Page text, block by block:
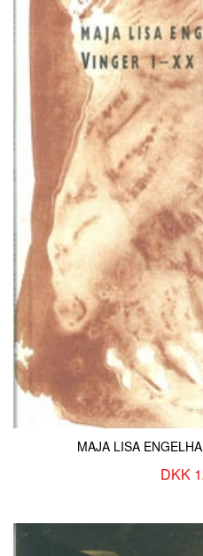
MAJA LISA
DKK